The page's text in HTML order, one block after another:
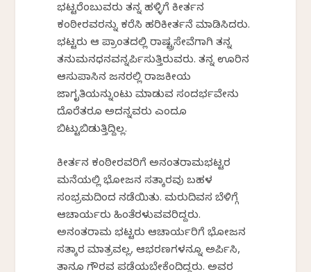
ಭಟ್ಟರೆಂಬುವರು ತನ್ನ ಹಳ್ಳಿಗೆ ಕೀರ್ತನ
ಕಂಠೀರವರನ್ನು ಕರೆಸಿ ಹರಿಕೀರ್ತನೆ ಮಾಡಿಸಿದರು.
ಭಟ್ಟರು ಆ ಪ್ರಾಂತದಲ್ಲಿ ರಾಷ್ಟ್ರಸೇವೆಗಾಗಿ ತನ್ನ
ತನುಮನಧನವನ್ನರ್ಪಿಸುತ್ತಿರುವರು. ತನ್ನ ಊರಿನ
ಆಸುಪಾಸಿನ ಜನರಲ್ಲಿ ರಾಜಕೀಯ
ಜಾಗೃತಿಯನ್ನುಂಟು ಮಾಡುವ ಸಂದರ್ಭವೇನು
ದೊರೆತರೂ ಅದನ್ನವರು ಎಂದೂ
ಬಿಟ್ಟುಬಿಡುತ್ತಿದ್ದಿಲ್ಲ.
ಕೀರ್ತನ ಕಂಠೀರವರಿಗೆ ಅನಂತರಾಮಭಟ್ಟರ
ಮನೆಯಲ್ಲಿ ಭೋಜನ ಸತ್ಕಾರವು ಬಹಳ
ಸಂಭ್ರಮದಿಂದ ನಡೆಯಿತು. ಮರುದಿವಸ ಬೆಳಿಗ್ಗೆ
ಆಚಾರ್ಯರು ಹಿಂತೆರಳುವವರಿದ್ದರು.
ಅನಂತರಾಮ ಭಟ್ಟರು ಆಚಾರ್ಯರಿಗೆ ಭೋಜನ
ಸತ್ಕಾರ ಮಾತ್ರವಲ್ಲ, ಆಭರಣಗಳನ್ನೂ ಅರ್ಪಿಸಿ,
ತಾನೂ ಗೌರವ ಪಡೆಯಬೇಕೆಂದಿದ್ದರು. ಅವರ